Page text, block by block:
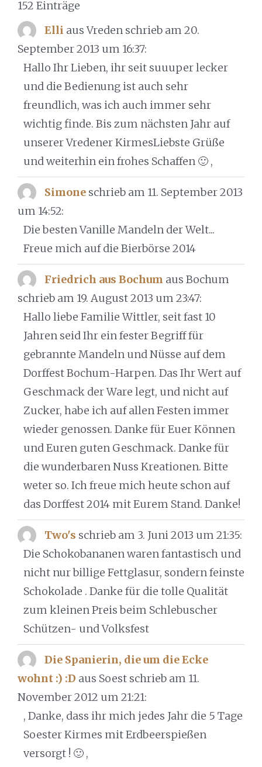
152 Einträge
Elli aus Vreden schrieb am 20.
September 2013 um 16:37:
Hallo Ihr Lieben, ihr seit suuuper lecker
und die Bedienung ist auch sehr
freundlich, was ich auch immer sehr
wichtig finde. Bis zum nächsten Jahr auf
unserer Vredener KirmesLiebste Grüße
und weiterhin ein frohes Schaffen 🙂 ,
Simone schrieb am 11. September 2013
um 14:52:
Die besten Vanille Mandeln der Welt...
Freue mich auf die Bierbörse 2014
Friedrich aus Bochum aus Bochum
schrieb am 19. August 2013 um 23:47:
Hallo liebe Familie Wittler, seit fast 10
Jahren seid Ihr ein fester Begriff für
gebrannte Mandeln und Nüsse auf dem
Dorffest Bochum-Harpen. Das Ihr Wert auf
Geschmack der Ware legt, und nicht auf
Zucker, habe ich auf allen Festen immer
wieder genossen. Danke für Euer Können
und Euren guten Geschmack. Danke für
die wunderbaren Nuss Kreationen. Bitte
weter so. Ich freue mich heute schon auf
das Dorffest 2014 mit Eurem Stand. Danke!
Two's schrieb am 3. Juni 2013 um 21:35:
Die Schokobananen waren fantastisch und
nicht nur billige Fettglasur, sondern feinste
Schokolade . Danke für die tolle Qualität
zum kleinen Preis beim Schlebuscher
Schützen- und Volksfest
Die Spanierin, die um die Ecke
wohnt :) :D aus Soest schrieb am 11.
November 2012 um 21:21:
, Danke, dass ihr mich jedes Jahr die 5 Tage
Soester Kirmes mit Erdbeerspießen
versorgt ! 🙂 ,